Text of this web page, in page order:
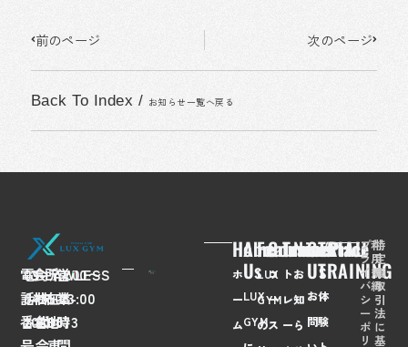
前のページ 次のページ
Back To Index / お知らせ一覧へ戻る
電
話
番
03-
6435-
2028
会
社
名
FLAWLESS
株
式
所
在
地
〒
108-
0073
営
業
時
7:00〜
23:00
Home
ホ
ー
ム
About
Us
LUX
GYM
Feaures
LUX
GYM
の
Course/Price
コ
ー
ス
Trainer
ト
レ
ー
News
お
知
ら
Contact
Us
お
問
TRIAL
TRAINING
体
験
プ
ラ
イ
バ
シ
ー
ポ
リ
利
用
規
約
特
定
商
取
引
法
に
基